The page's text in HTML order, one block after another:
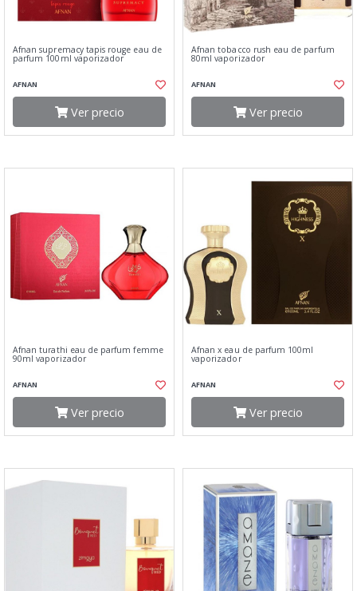
Afnan supremacy tapis rouge eau de
parfum 100ml vaporizador
AFNAN
Ver precio
Afnan tobacco rush eau de parfum
80ml vaporizador
AFNAN
Ver precio
Afnan turathi eau de parfum femme
90ml vaporizador
AFNAN
Ver precio
Afnan x eau de parfum 100ml
vaporizador
AFNAN
Ver precio